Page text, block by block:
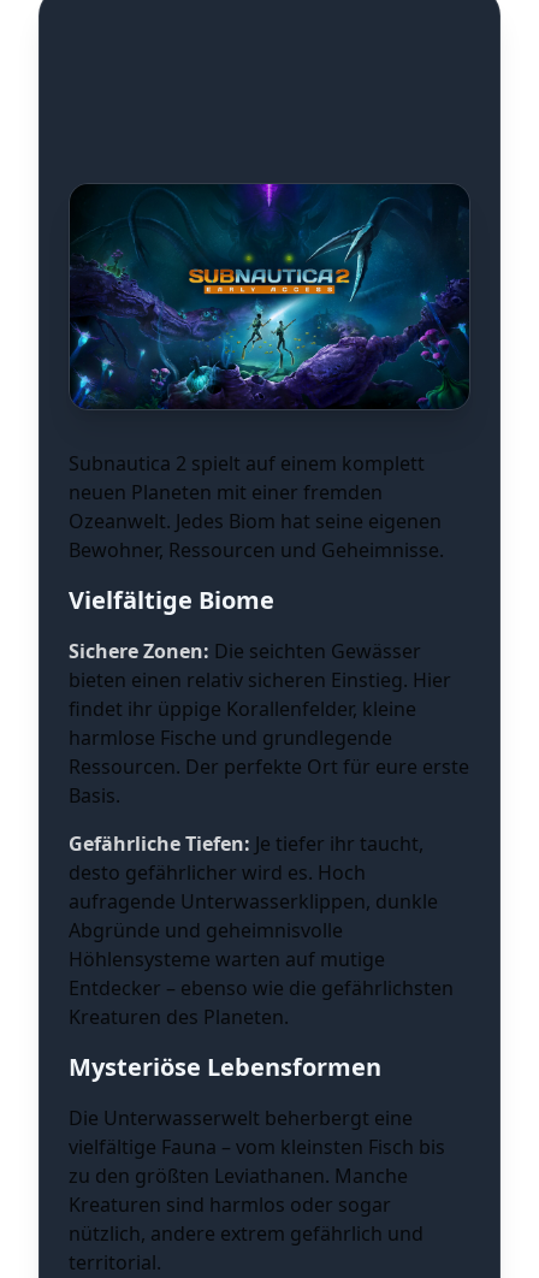
Subnautica 2 spielt auf einem komplett
neuen Planeten mit einer fremden
Ozeanwelt. Jedes Biom hat seine eigenen
Bewohner, Ressourcen und Geheimnisse.
Vielfältige Biome
Sichere Zonen: Die seichten Gewässer
bieten einen relativ sicheren Einstieg. Hier
findet ihr üppige Korallenfelder, kleine
harmlose Fische und grundlegende
Ressourcen. Der perfekte Ort für eure erste
Basis.
Gefährliche Tiefen: Je tiefer ihr taucht,
desto gefährlicher wird es. Hoch
aufragende Unterwasserklippen, dunkle
Abgründe und geheimnisvolle
Höhlensysteme warten auf mutige
Entdecker – ebenso wie die gefährlichsten
Kreaturen des Planeten.
Mysteriöse Lebensformen
Die Unterwasserwelt beherbergt eine
vielfältige Fauna – vom kleinsten Fisch bis
zu den größten Leviathanen. Manche
Kreaturen sind harmlos oder sogar
nützlich, andere extrem gefährlich und
territorial.